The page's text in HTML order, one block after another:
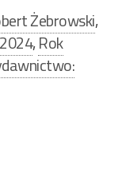
Żebrowski,
,Rok